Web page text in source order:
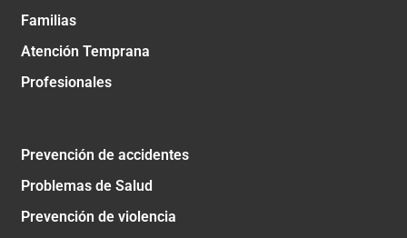
Familias
Atención Temprana
Profesionales
Prevención de accidentes
Problemas de Salud
Prevención de violencia